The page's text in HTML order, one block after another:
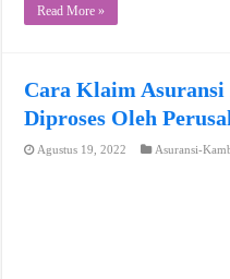
Read More »
Cara Klaim Asuransi
Diproses Oleh
Agustus 19, 2022 Asuransi-